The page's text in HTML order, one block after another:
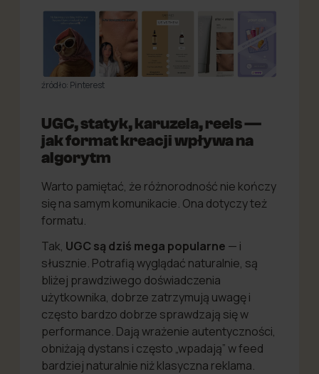
źródło: Pinterest
UGC, statyk, karuzela, reels —
jak format kreacji wpływa na
algorytm
Warto pamiętać, że różnorodność nie kończy
się na samym komunikacie. Ona dotyczy też
formatu.
Tak, UGC są dziś mega popularne — i
słusznie. Potrafią wyglądać naturalnie, są
bliżej prawdziwego doświadczenia
użytkownika, dobrze zatrzymują uwagę i
często bardzo dobrze sprawdzają się w
performance. Dają wrażenie autentyczności,
obniżają dystans i często „wpadają” w feed
bardziej naturalnie niż klasyczna reklama.